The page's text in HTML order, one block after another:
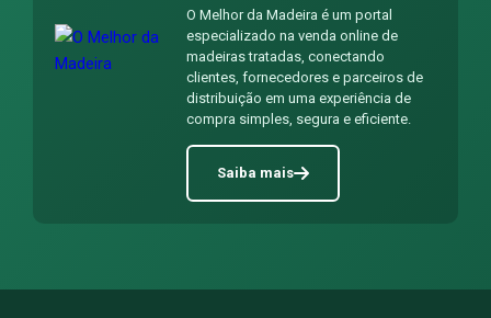
O Melhor da Madeira é um portal
especializado na venda online de
madeiras tratadas, conectando
clientes, fornecedores e parceiros de
distribuição em uma experiência de
compra simples, segura e eficiente.
Saiba mais